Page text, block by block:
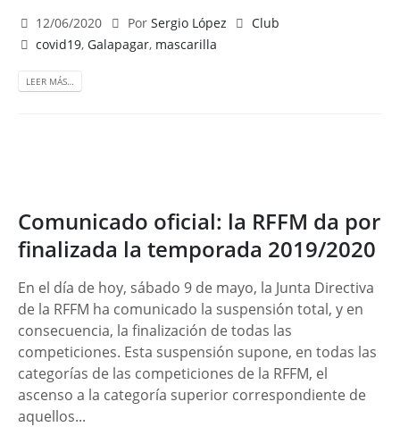
12/06/2020 Por Sergio López
Club
covid19,Galapagar, mascarilla
LEER MÁS…
Comunicado oficial: la RFFM da por
finalizada la temporada 2019/2020
En el día de hoy, sábado 9 de mayo, la Junta Directiva
de la RFFM ha comunicado la suspensión total, y en
consecuencia, la finalización de todas las
competiciones. Esta suspensión supone, en todas las
categorías de las competiciones de la RFFM, el
ascenso a la categoría superior correspondiente de
aquellos...